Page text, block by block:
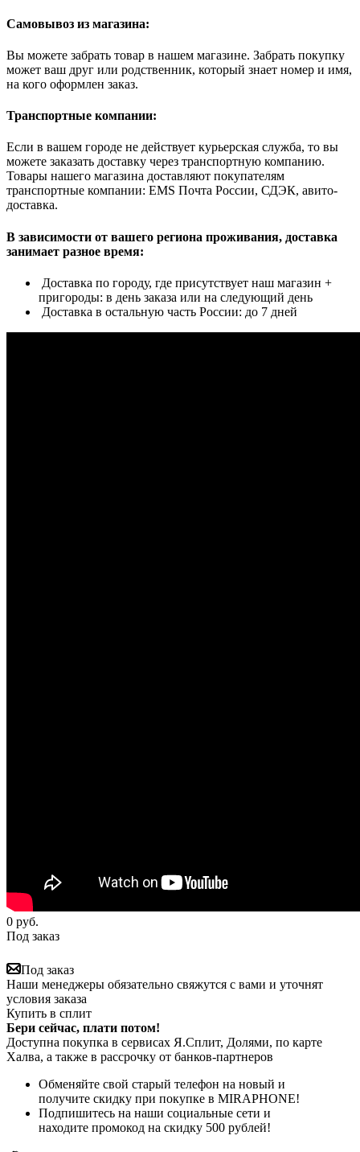
Самовывоз из магазина:
Вы можете забрать товар в нашем магазине. Забрать покупку
может ваш друг или родственник, который знает номер и имя,
на кого оформлен заказ.
Транспортные компании:
Если в вашем городе не действует курьерская служба, то вы
можете заказать доставку через транспортную компанию.
Товары нашего магазина доставляют покупателям
транспортные компании: EMS Почта России, СДЭК, авито-
доставка.
В зависимости от вашего региона проживания, доставка
занимает разное время:
Доставка по городу, где присутствует наш магазин +
пригороды: в день заказа или на следующий день
Доставка в остальную часть России: до 7 дней
0 руб.
Под заказ
Под заказ
Наши менеджеры обязательно свяжутся с вами и уточнят
условия заказа
Купить в сплит
Бери сейчас, плати потом!
Доступна покупка в сервисах Я.Сплит, Долями, по карте
Халва, а также в рассрочку от банков-партнеров
Обменяйте свой старый телефон на новый и
получите скидку при покупке в MIRAPHONE!
Подпишитесь на наши социальные сети и
находите промокод на скидку 500 рублей!